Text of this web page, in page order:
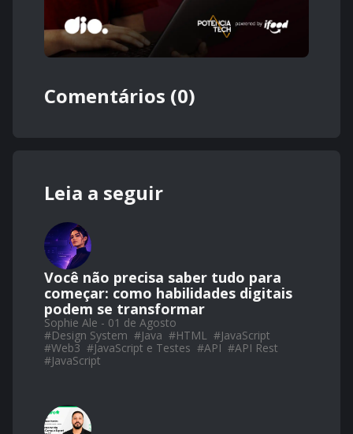
Comentários (0)
Leia a seguir
Você não precisa saber tudo para
começar: como habilidades digitais
podem se transformar
Sophie Ale - 01 de Agosto
#Design System #Java #HTML #JavaScript
#Web3 #JavaScript e Testes #API #API Rest
#JavaScript